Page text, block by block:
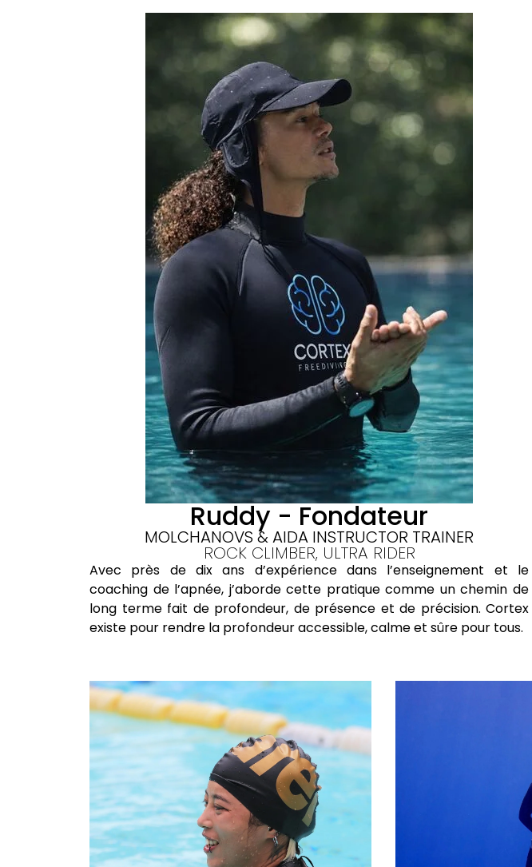
Ruddy - Fondateur
MOLCHANOVS & AIDA INSTRUCTOR TRAINER
ROCK CLIMBER, ULTRA RIDER
Avec près de dix ans d’expérience dans l’enseignement et le
coaching de l’apnée, j’aborde cette pratique comme un chemin de
long terme fait de profondeur, de présence et de précision. Cortex
existe pour rendre la profondeur accessible, calme et sûre pour tous.